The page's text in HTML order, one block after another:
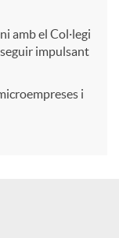
amb el Col·legi
impulsant
i